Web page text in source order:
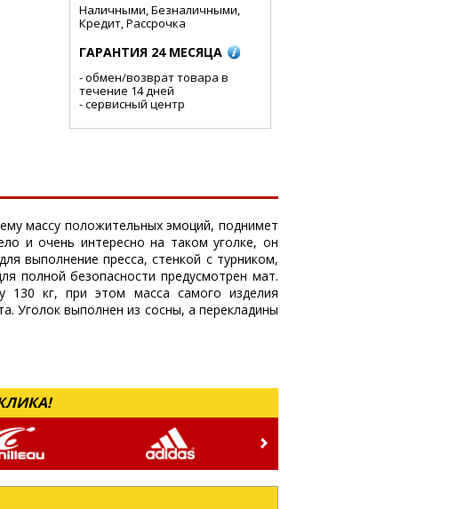
Наличными, Безналичными,
Кредит, Рассрочка
ГАРАНТИЯ 24 МЕСЯЦА
- обмен/возврат товара в
течение 14 дней
- сервисный центр
массу положительных эмоций, поднимет
и очень интересно на таком уголке, он
выполнение пресса, стенкой с турником,
полной безопасности предусмотрен мат.
130 кг, при этом масса самого изделия
Уголок выполнен из сосны, а перекладины